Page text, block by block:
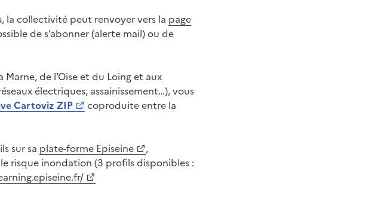
, la collectivité peut renvoyer vers la page
de s’abonner (alerte mail) ou de
de l’Oise et du Loing et aux
électriques, assainissement…), vous
Cartoviz ZIP
coproduite entre la
sur sa plate-forme Episeine
,
risque inondation (3 profils disponibles :